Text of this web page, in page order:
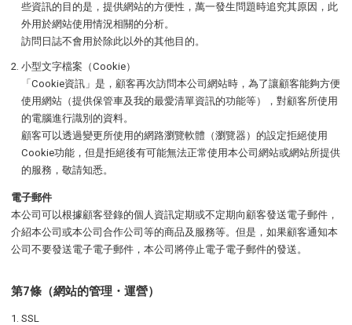
些資訊的目的是，提供網站的方便性，萬一發生問題時追究其原因，此
外用於網站使用情況相關的分析。
訪問日誌不會用於除此以外的其他目的。
小型文字檔案（Cookie）
「Cookie資訊」是，顧客再次訪問本公司網站時，為了讓顧客能夠方便
使用網站（提供保管車及我的最愛清單資訊的功能等），對顧客所使用
的電腦進行識別的資料。
顧客可以透過變更所使用的網路瀏覽軟體（瀏覽器）的設定拒絕使用
Cookie功能，但是拒絕後有可能無法正常使用本公司網站或網站所提供
的服務，敬請知悉。
電子郵件
本公司可以根據顧客登錄的個人資訊定期或不定期向顧客發送電子郵件，
介紹本公司或本公司合作公司等的商品及服務等。但是，如果顧客通知本
公司不要發送電子電子郵件，本公司將停止電子電子郵件的發送。
第7條（網站的管理・運營）
SSL